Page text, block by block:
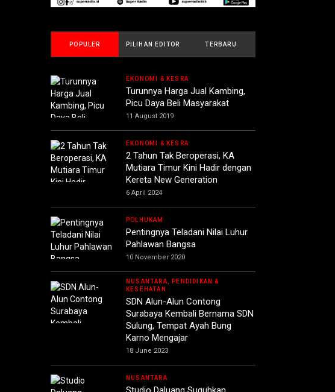
POPULER PILIHAN EDITOR TERBARU
EKONOMI & KESRA
Turunnya Harga Jual Kambing,
Picu Daya Beli Masyarakat
11 August 2019
EKONOMI & KESRA
2 Tahun Tak Beroperasi, KA
Mutiara Timur Kini Hadir dengan
Kereta New Generation
6 April 2024
POLHUKAM
Pentingnya Teladani Nilai Luhur
Pahlawan Bangsa
10 November 2020
NUSANTARA, PENDIDIKAN &
KESEHATAN
SDN Alun-Alun Contong
Surabaya Kembali Bernama SDN
Sulung, Tempat Ayah Bung
Karno Mengajar
18 June 2023
NUSANTARA